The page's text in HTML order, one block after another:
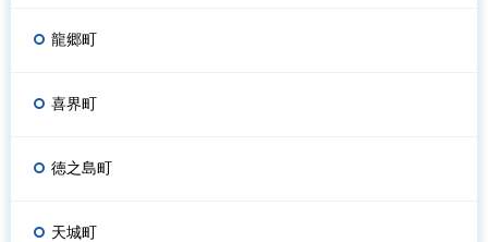
龍郷町
喜界町
徳之島町
天城町